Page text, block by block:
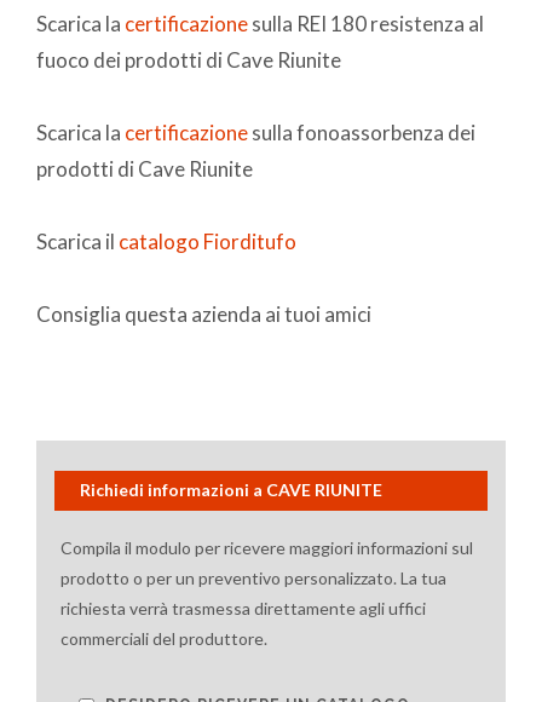
Scarica la certificazionesulla REI 180 resistenza al
fuoco dei prodotti di Cave Riunite
Scarica la certificazionesulla fonoassorbenza dei
prodotti di Cave Riunite
Scarica il catalogo Fiorditufo
Consiglia questa azienda ai tuoi amici
Richiedi informazioni a CAVE RIUNITE
Compila il modulo per ricevere maggiori informazioni sul
prodotto o per un preventivo personalizzato. La tua
richiesta verrà trasmessa direttamente agli uffici
commerciali del produttore.